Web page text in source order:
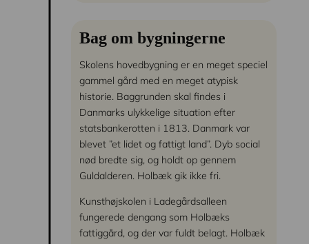
Bag om bygningerne
Skolens hovedbygning er en meget speciel
gammel gård med en meget atypisk
historie. Baggrunden skal findes i
Danmarks ulykkelige situation efter
statsbankerotten i 1813. Danmark var
blevet ”et lidet og fattigt land”. Dyb social
nød bredte sig, og holdt op gennem
Guldalderen. Holbæk gik ikke fri.
Kunsthøjskolen i Ladegårdsalleen
fungerede dengang som Holbæks
fattiggård, og der var fuldt belagt. Holbæk